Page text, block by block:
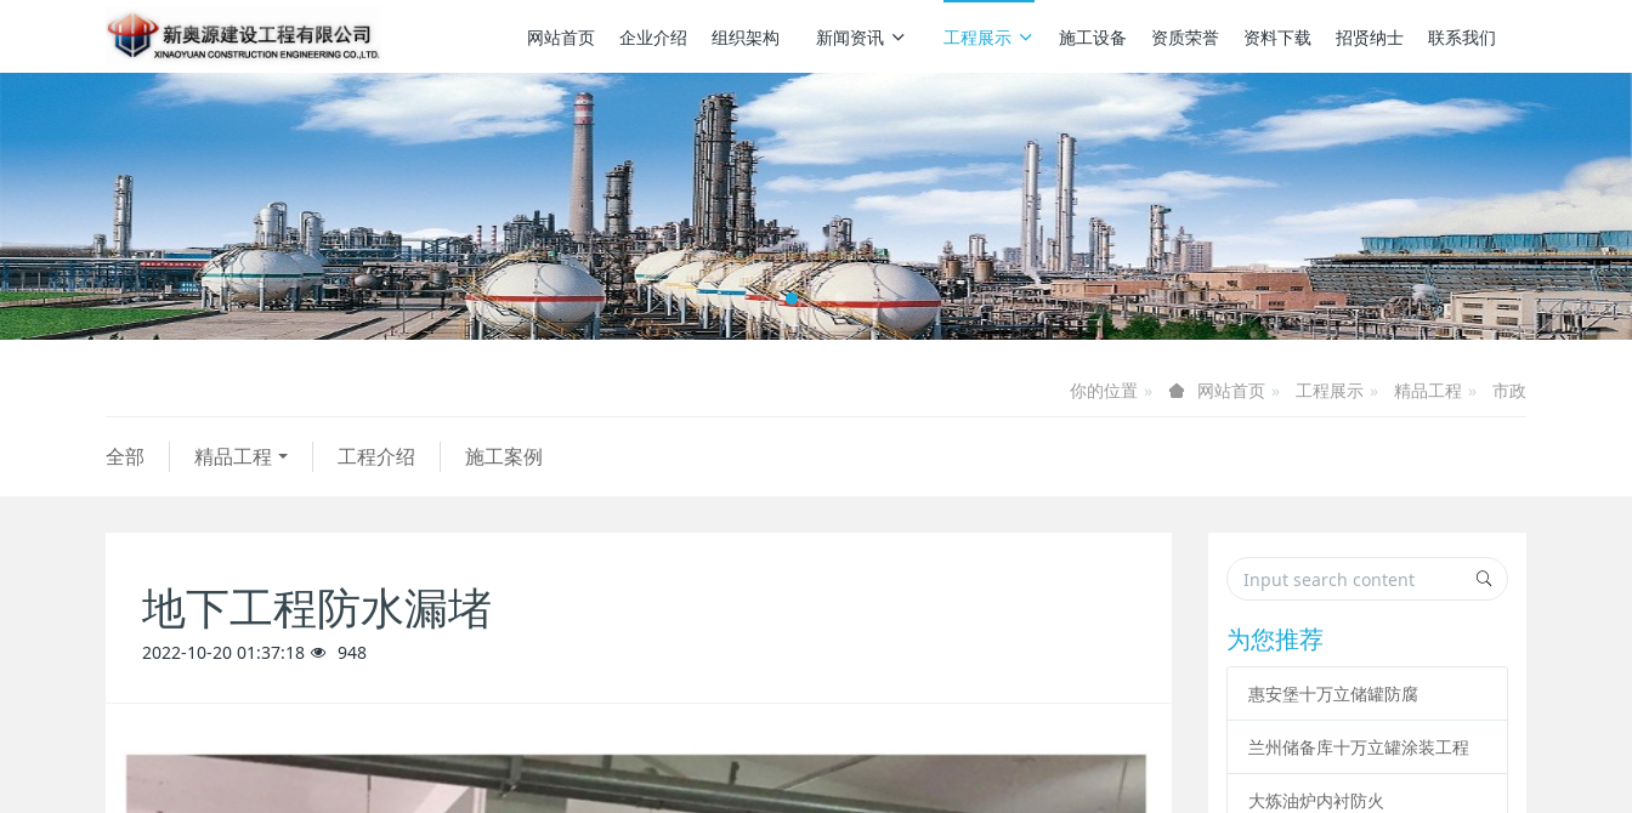
网站首页 企业介绍 组织架构 新闻资讯 工程展示 施工设备 资质荣誉 资料下载 招贤纳士 联系我们
你的位置 网站首页 工程展示 精品工程 市政
全部 精品工程 工程介绍 施工案例
地下工程防水漏堵
2022-10-20 01:37:18 948 为您推荐
惠安堡十万立储罐防腐
兰州储备库十万立罐涂装工程
大炼油炉内衬防火